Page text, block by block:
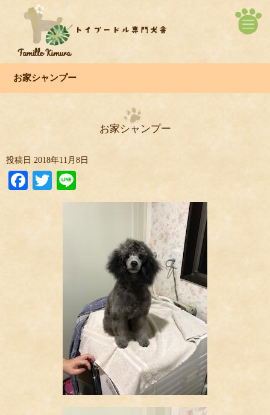
お家シャンプー
お家シャンプー
投稿日 2018年11月8日
Facebook
Twitter